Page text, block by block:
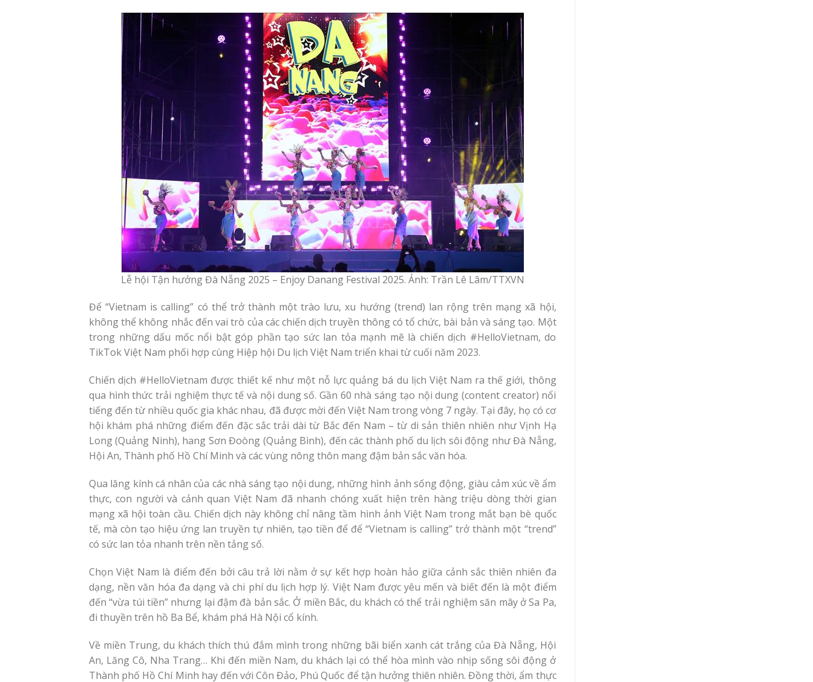
Lễ hội Tận hưởng Đà Nẵng 2025 – Enjoy Danang Festival 2025. Ảnh: Trần Lê Lâm/TTXVN
Để “Vietnam is calling” có thể trở thành một trào lưu, xu hướng (trend) lan rộng trên mạng xã hội,
không thể không nhắc đến vai trò của các chiến dịch truyền thông có tổ chức, bài bản và sáng tạo. Một
trong những dấu mốc nổi bật góp phần tạo sức lan tỏa mạnh mẽ là chiến dịch #HelloVietnam, do
TikTok Việt Nam phối hợp cùng Hiệp hội Du lịch Việt Nam triển khai từ cuối năm 2023.
Chiến dịch #HelloVietnam được thiết kế như một nỗ lực quảng bá du lịch Việt Nam ra thế giới, thông
qua hình thức trải nghiệm thực tế và nội dung số. Gần 60 nhà sáng tạo nội dung (content creator) nổi
tiếng đến từ nhiều quốc gia khác nhau, đã được mời đến Việt Nam trong vòng 7 ngày. Tại đây, họ có cơ
hội khám phá những điểm đến đặc sắc trải dài từ Bắc đến Nam – từ di sản thiên nhiên như Vịnh Hạ
Long (Quảng Ninh), hang Sơn Đoòng (Quảng Bình), đến các thành phố du lịch sôi động như Đà Nẵng,
Hội An, Thành phố Hồ Chí Minh và các vùng nông thôn mang đậm bản sắc văn hóa.
Qua lăng kính cá nhân của các nhà sáng tạo nội dung, những hình ảnh sống động, giàu cảm xúc về ẩm
thực, con người và cảnh quan Việt Nam đã nhanh chóng xuất hiện trên hàng triệu dòng thời gian
mạng xã hội toàn cầu. Chiến dịch này không chỉ nâng tầm hình ảnh Việt Nam trong mắt bạn bè quốc
tế, mà còn tạo hiệu ứng lan truyền tự nhiên, tạo tiền để để “Vietnam is calling” trở thành một “trend”
có sức lan tỏa nhanh trên nền tảng số.
Chọn Việt Nam là điểm đến bởi câu trả lời nằm ở sự kết hợp hoàn hảo giữa cảnh sắc thiên nhiên đa
dạng, nền văn hóa đa dạng và chi phí du lịch hợp lý. Việt Nam được yêu mến và biết đến là một điểm
đến “vừa túi tiền” nhưng lại đậm đà bản sắc. Ở miền Bắc, du khách có thể trải nghiệm săn mây ở Sa Pa,
đi thuyền trên hồ Ba Bể, khám phá Hà Nội cổ kính.
Về miền Trung, du khách thích thú đắm mình trong những bãi biển xanh cát trắng của Đà Nẵng, Hội
An, Lăng Cô, Nha Trang… Khi đến miền Nam, du khách lại có thể hòa mình vào nhịp sống sôi động ở
Thành phố Hồ Chí Minh hay đến với Côn Đảo, Phú Quốc để tận hưởng thiên nhiên. Đồng thời, ẩm thực